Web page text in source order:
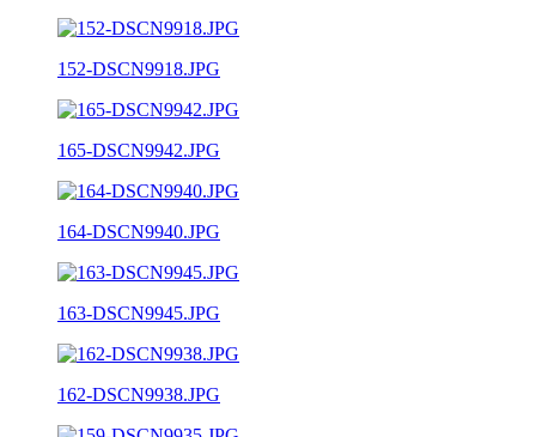
152-DSCN9918.JPG
165-DSCN9942.JPG
164-DSCN9940.JPG
163-DSCN9945.JPG
162-DSCN9938.JPG